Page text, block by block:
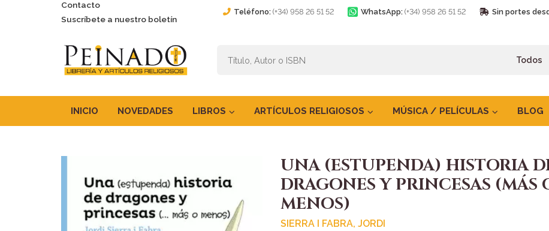
Contacto
Suscríbete a nuestro boletín
Teléfono: (+34) 958 26 51 52 WhatsApp: (+34) 958 26 51 52 Sin portes
INICIO NOVEDADES LIBROS ARTÍCULOS RELIGIOSOS MÚSICA / PELÍCULAS BLOG
UNA (ESTUPENDA) HISTORIA
DRAGONES Y PRINCESAS (MÁS
MENOS)
SIERRA I FABRA, JORDI